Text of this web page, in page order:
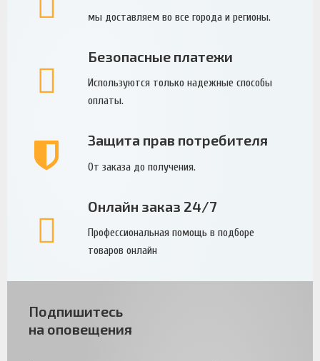
мы доставляем во все города и регионы.
Безопасные платежи
Используются только надежные способы
оплаты.
Защита прав потребителя
От заказа до получения.
Онлайн заказ 24/7
Профессиональная помощь в подборе
товаров онлайн
Подпишитесь
на оповещения